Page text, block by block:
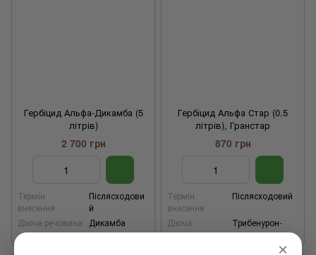
Гербіцид Альфа-Дикамба (5
літрів)
2 700 грн
Термін
внесення
Післясходови
й
Діюча речовина
Дикамба
Гербіцид Альфа Стар (0.5
літрів), Гранстар
870 грн
Термін
внесення
Післясходовий
Діюча
речовина
Трибенурон-
метил
×